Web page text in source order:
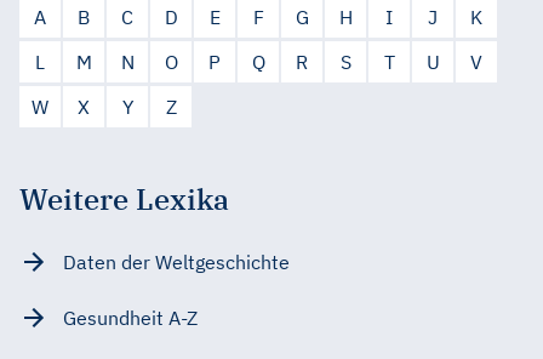
A B C D E F G H I J
K
L
M N O P Q R S T U
V
W
X Y Z
Weitere Lexika
Daten der Weltgeschichte
Gesundheit A-Z